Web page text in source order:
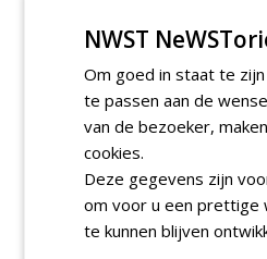
van ruim
maandag 24
Cursus
past in
woensdag 26
zet
centraal
NWST
Om goed in staat te
te passen aan de
van de bezoeker,
cookies.
Deze gegevens zijn
om voor u een prettige
te kunnen blijven